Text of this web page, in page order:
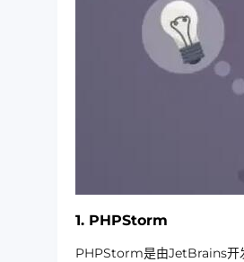
1. PHPStorm
PHPStorm是由JetBrains开